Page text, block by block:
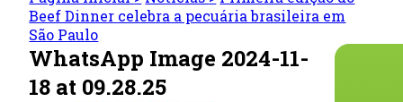
Beef Dinner celebra a pecuária brasileira em
São Paulo
WhatsApp Image 2024-11-
18 at 09.28.25